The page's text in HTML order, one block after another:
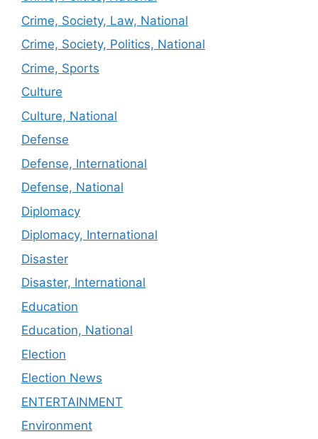
Crime, Society, Law, National
Crime, Society, Politics, National
Crime, Sports
Culture
Culture, National
Defense
Defense, International
Defense, National
Diplomacy
Diplomacy, International
Disaster
Disaster, International
Education
Education, National
Election
Election News
ENTERTAINMENT
Environment